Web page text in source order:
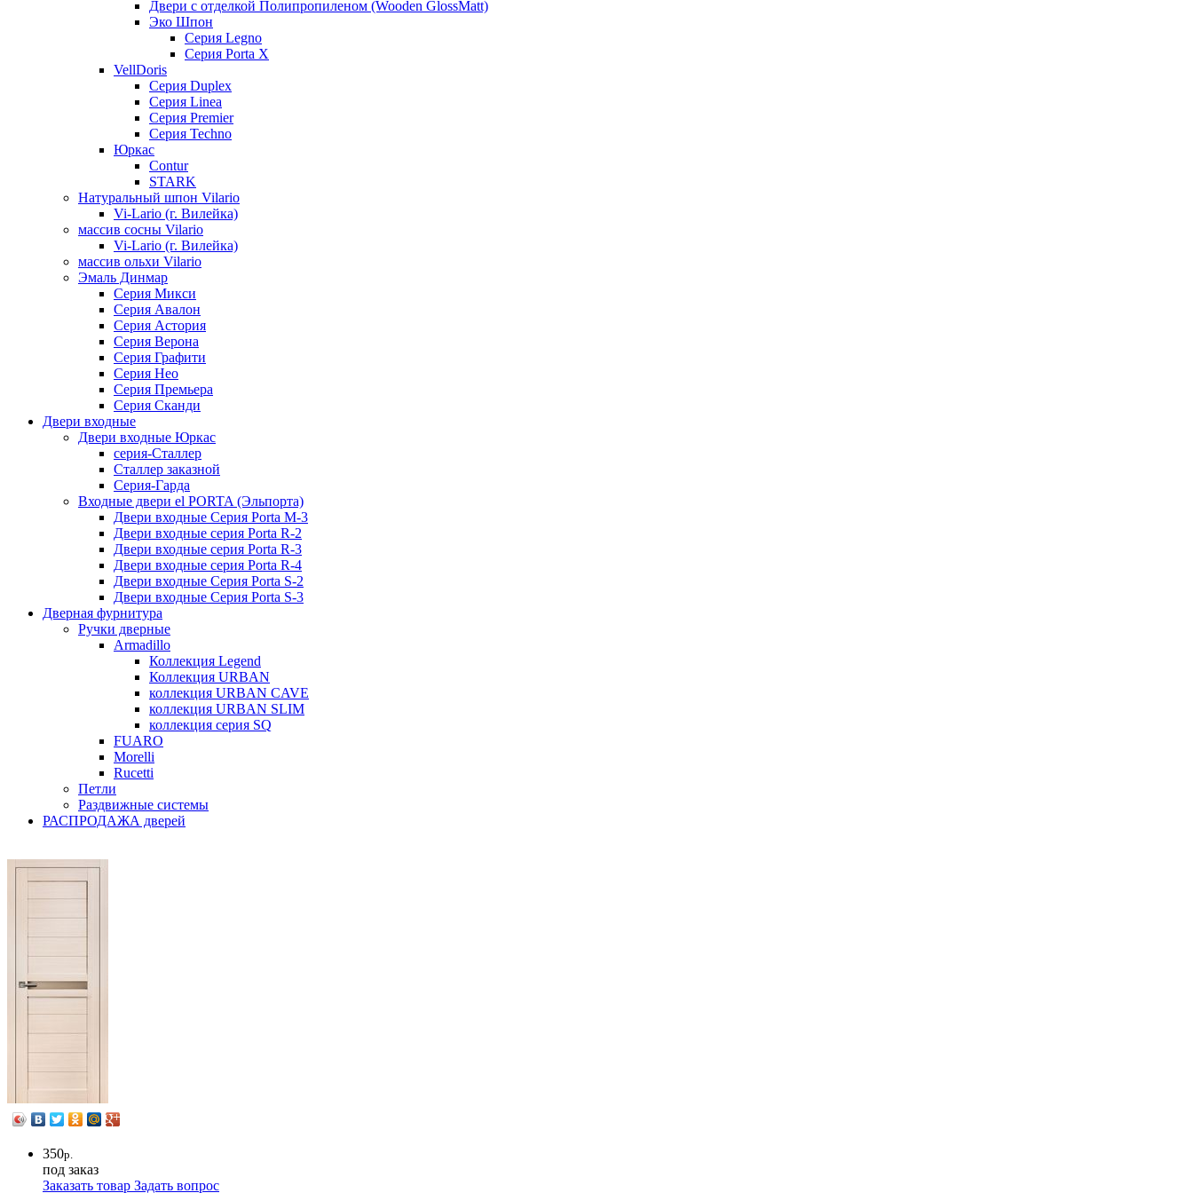
Двери с отделкой Полипропиленом (Wooden GlossMatt)
Эко Шпон
Серия Legno
Серия Porta X
VellDoris
Серия Duplex
Серия Linea
Серия Premier
Серия Techno
Юркас
Contur
STARK
Натуральный шпон Vilario
Vi-Lario (г. Вилейка)
массив сосны Vilario
Vi-Lario (г. Вилейка)
массив ольхи Vilario
Эмаль Динмар
Серия Микси
Серия Авалон
Серия Астория
Серия Верона
Серия Графити
Серия Нео
Серия Премьера
Серия Сканди
Двери входные
Двери входные Юркас
серия-Сталлер
Сталлер заказной
Серия-Гарда
Входные двери el PORTA (Эльпорта)
Двери входные Серия Porta M-3
Двери входные серия Porta R-2
Двери входные серия Porta R-3
Двери входные серия Porta R-4
Двери входные Серия Porta S-2
Двери входные Серия Porta S-3
Дверная фурнитура
Ручки дверные
Armadillo
Коллекция Legend
Коллекция URBAN
коллекция URBAN CAVE
коллекция URBAN SLIM
коллекция серия SQ
FUARO
Morelli
Rucetti
Петли
Раздвижные системы
РАСПРОДАЖА дверей
350р.
под заказ
Заказать товар Задать вопрос